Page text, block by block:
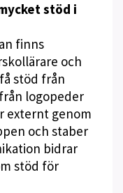
stöd i
finns
och
stöd från
logopeder
externt genom
och staber
bidrar
stöd för